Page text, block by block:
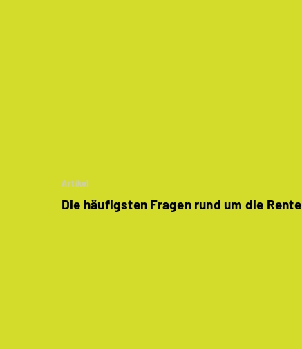
Artikel
Die häufigsten Fragen rund um die Rente